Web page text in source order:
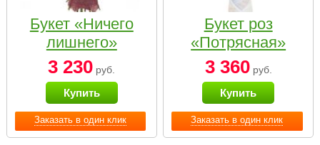
Заказать в один клик
Букет «Ничего
лишнего»
3 230 руб.
Купить
Заказать в один клик
Букет роз
«Потрясная»
3 360руб.
Купить